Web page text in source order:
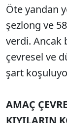
Öte yandan
şezlong ve
verdi. Ancak
çevresel ve
şart
AMAÇ
KIYILARIN